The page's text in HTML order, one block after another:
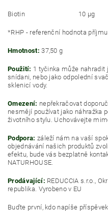
Biotin 10 μg
*RHP - referenční hodnota příjmu
Hmotnost: 37,50 g
Použití: 1 tyčinka může nahradit
snídani, nebo jako odpolední
sklenicí vody.
Omezení: nepřekračovat
nesmějí používat jako náhražka
životního stylu. Uchovávejte
Podpora: záleží nám na vaší
objednávání našich produktů
efektu, bude vás bezplatně
NATURHOUSE.
Prodávající: REDUCCIA s.r.o.,
republika. Vyrobeno v EU
Buďte první, kdo napíše